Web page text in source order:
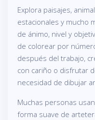
Explora paisajes,
estacionales y mucho
de ánimo, nivel y
de colorear por
después del trabajo,
con cariño o disfrutar
necesidad de dibujar
Muchas personas
forma suave de